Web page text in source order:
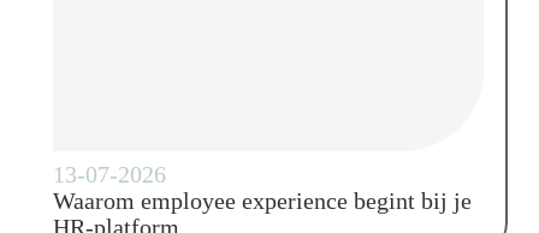
13-07-2026
Waarom employee experience begint bij je
HR-platform